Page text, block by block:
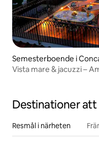
Semesterboende i
Vista mare & jacuzzi –
Destinationer
Resmål i närheten